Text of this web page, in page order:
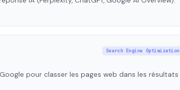
Search Engine Optimization
pour classer les pages web dans les résultats